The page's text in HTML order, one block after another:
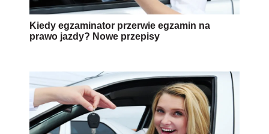
Kiedy egzaminator przerwie egzamin na
prawo jazdy? Nowe przepisy